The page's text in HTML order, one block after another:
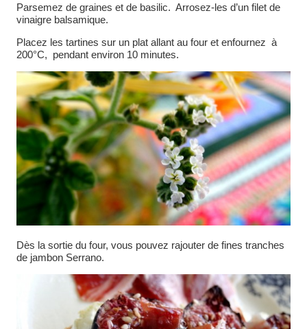
Parsemez de graines et de basilic. Arrosez-les d’un filet de
vinaigre balsamique.
Placez les tartines sur un plat allant au four et enfournez à
200°C, pendant environ 10 minutes.
Dès la sortie du four, vous pouvez rajouter de fines tranches
de jambon Serrano.